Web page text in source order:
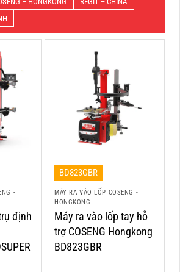
-
định
BD823GBR
MÁY RA VÀO LỐP COSENG -
HONGKONG
Máy ra vào lốp tay hỗ
trợ COSENG Hongkong
BD823GBR